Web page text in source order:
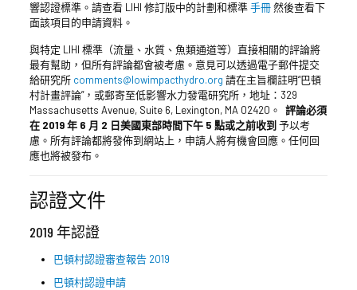
響認證標準。請查看 LIHI 修訂版中的計劃和標準手冊然後查看下
面該項目的申請資料。
與特定 LIHI 標準（流量、水質、魚類通道等）直接相關的評論將
最有幫助，但所有評論都會被考慮。意見可以透過電子郵件提交
給研究所 comments@lowimpacthydro.org 請在主旨欄註明“巴頓
村計畫評論”，或郵寄至低影響水力發電研究所，地址：329
Massachusetts Avenue, Suite 6, Lexington, MA 02420。 評論必須
在 2019 年 6 月 2 日美國東部時間下午 5 點或之前收到 予以考
慮。所有評論都將發佈到網站上，申請人將有機會回應。任何回
應也將被發布。
認證文件
2019 年認證
巴頓村認證審查報告 2019
巴頓村認證申請